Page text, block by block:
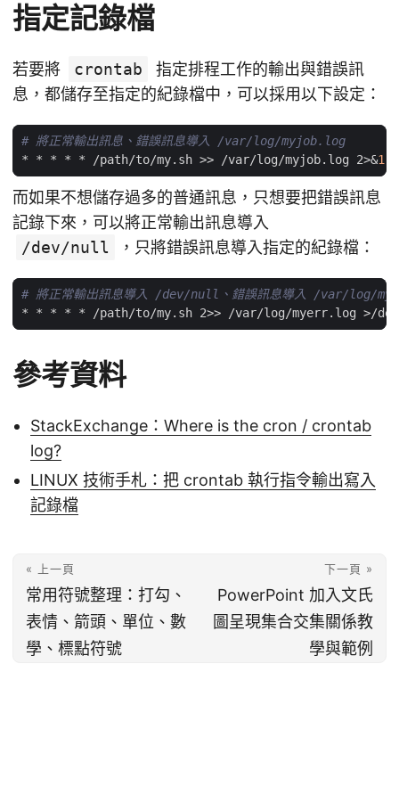
指定記錄檔
若要將 crontab
指定排程工作的輸出與錯誤訊
息，都儲存至指定的紀錄檔中，可以採用以下設定：
# 將正常輸出訊息、錯誤訊息導入 /var/log/myjob.log
* * * * * /path/to/my.sh >> /var/log/myjob.log 2>&1
而如果不想儲存過多的普通訊息，只想要把錯誤訊息
記錄下來，可以將正常輸出訊息導入
/dev/null
，只將錯誤訊息導入指定的紀錄檔：
# 將正常輸出訊息導入 /dev/null、錯誤訊息導入 /var/log/
參考資料
StackExchange：Where is the cron / crontab
log?
LINUX 技術手札：把 crontab 執行指令輸出寫入
記錄檔
« 上一頁
常用符號整理：打勾、
表情、箭頭、單位、數
學、標點符號
下一頁 »
PowerPoint 加入文氏
圖呈現集合交集關係教
學與範例